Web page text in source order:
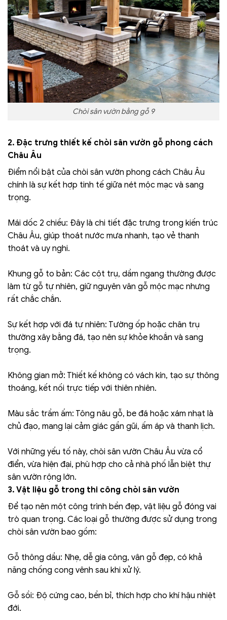
Chòi sân vườn bằng gỗ 9
2. Đặc trưng thiết kế chòi sân vườn gỗ phong cách
Châu Âu
Điểm nổi bật của chòi sân vườn phong cách Châu Âu
chính là sự kết hợp tinh tế giữa nét mộc mạc và sang
trọng.
Mái dốc 2 chiều: Đây là chi tiết đặc trưng trong kiến trúc
Châu Âu, giúp thoát nước mưa nhanh, tạo vẻ thanh
thoát và uy nghi.
Khung gỗ to bản: Các cột trụ, dầm ngang thường được
làm từ gỗ tự nhiên, giữ nguyên vân gỗ mộc mạc nhưng
rất chắc chắn.
Sự kết hợp với đá tự nhiên: Tường ốp hoặc chân trụ
thường xây bằng đá, tạo nên sự khỏe khoắn và sang
trọng.
Không gian mở: Thiết kế không có vách kín, tạo sự thông
thoáng, kết nối trực tiếp với thiên nhiên.
Màu sắc trầm ấm: Tông nâu gỗ, be đá hoặc xám nhạt là
chủ đạo, mang lại cảm giác gần gũi, ấm áp và thanh lịch.
Với những yếu tố này, chòi sân vườn Châu Âu vừa cổ
điển, vừa hiện đại, phù hợp cho cả nhà phố lẫn biệt thự
sân vườn rộng lớn.
3. Vật liệu gỗ trong thi công chòi sân vườn
Để tạo nên một công trình bền đẹp, vật liệu gỗ đóng vai
trò quan trọng. Các loại gỗ thường được sử dụng trong
chòi sân vườn bao gồm:
Gỗ thông dầu: Nhẹ, dễ gia công, vân gỗ đẹp, có khả
năng chống cong vênh sau khi xử lý.
Gỗ sồi: Độ cứng cao, bền bỉ, thích hợp cho khí hậu nhiệt
đới.